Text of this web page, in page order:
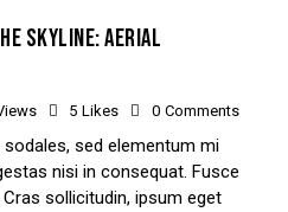
SKYLINE: AERIAL
5 Likes 0 Comments
sed elementum mi
nisi in consequat. Fusce
sollicitudin, ipsum eget